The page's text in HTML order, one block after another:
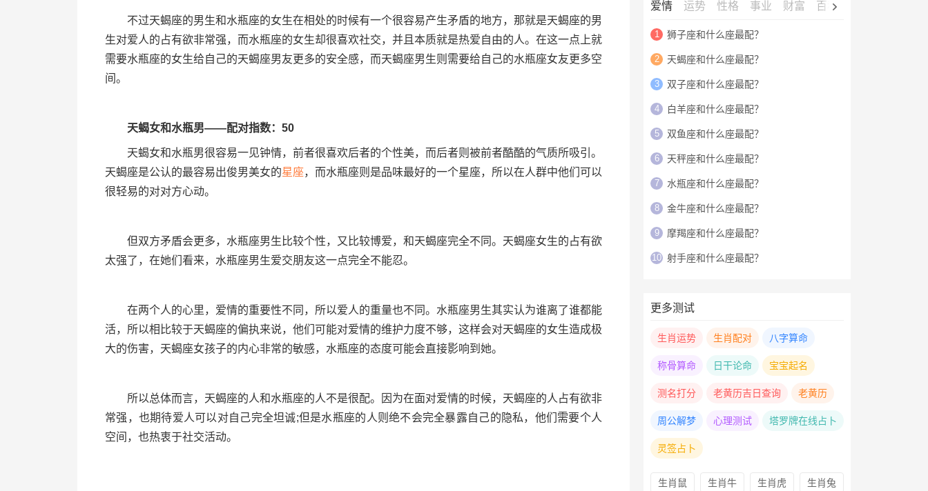
不过天蝎座的男生和水瓶座的女生在相处的时候有一个很容易产生矛盾的地方，那就是天蝎座的男
生对爱人的占有欲非常强，而水瓶座的女生却很喜欢社交，并且本质就是热爱自由的人。在这一点上就
需要水瓶座的女生给自己的天蝎座男友更多的安全感，而天蝎座男生则需要给自己的水瓶座女友更多空
间。
天蝎女和水瓶男——配对指数：50
天蝎女和水瓶男很容易一见钟情，前者很喜欢后者的个性美，而后者则被前者酷酷的气质所吸引。
天蝎座是公认的最容易出俊男美女的星座，而水瓶座则是品味最好的一个星座，所以在人群中他们可以
很轻易的对对方心动。
但双方矛盾会更多，水瓶座男生比较个性，又比较博爱，和天蝎座完全不同。天蝎座女生的占有欲
太强了，在她们看来，水瓶座男生爱交朋友这一点完全不能忍。
在两个人的心里，爱情的重要性不同，所以爱人的重量也不同。水瓶座男生其实认为谁离了谁都能
活，所以相比较于天蝎座的偏执来说，他们可能对爱情的维护力度不够，这样会对天蝎座的女生造成极
大的伤害，天蝎座女孩子的内心非常的敏感，水瓶座的态度可能会直接影响到她。
所以总体而言，天蝎座的人和水瓶座的人不是很配。因为在面对爱情的时候，天蝎座的人占有欲非
常强，也期待爱人可以对自己完全坦诚;但是水瓶座的人则绝不会完全暴露自己的隐私，他们需要个人
空间，也热衷于社交活动。
爱情 运势 性格 事业 财富 百科
1 狮子座和什么座最配？
2 天蝎座和什么座最配？
3 双子座和什么座最配？
4 白羊座和什么座最配？
5 双鱼座和什么座最配？
6 天秤座和什么座最配？
7 水瓶座和什么座最配？
8 金牛座和什么座最配？
9 摩羯座和什么座最配？
10 射手座和什么座最配？
更多测试
生肖运势 生肖配对 八字算命
称骨算命 日干论命 宝宝起名
测名打分 老黄历吉日查询 老黄历
周公解梦 心理测试 塔罗牌在线占卜
灵签占卜
生肖鼠 生肖牛 生肖虎 生肖兔